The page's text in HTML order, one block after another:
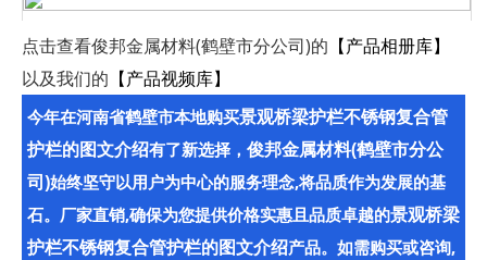
点击查看俊邦金属材料(鹤壁市分公司)的 【产品相册库】
以及我们的 【产品视频库】
今年在河南省鹤壁市本地购买景观桥梁护栏不锈钢复合管
护栏的图文介绍有了新选择， 俊邦金属材料(鹤壁市分公
司)始终坚守以用户为中心的服务理念,将品质作为发展的基
石。厂家直销,确保为您提供价格实惠且品质卓越的景观桥梁
护栏不锈钢复合管护栏的图文介绍产品。如需购买或咨询,